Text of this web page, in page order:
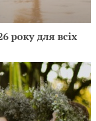
року для всіх